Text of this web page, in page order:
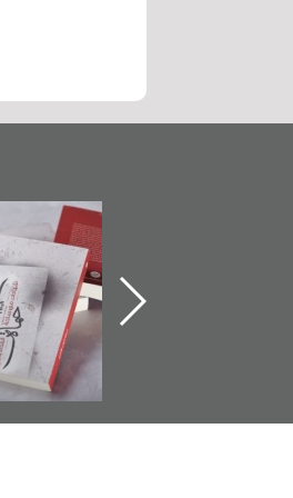
تصنيف موضوعي
للوثائق البريطانية
يقدمه «مركز أوال»
في سلسلة من 5
كتب